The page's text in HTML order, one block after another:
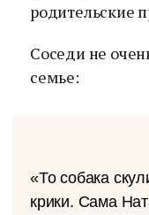
родительские
Соседи не
семье:
«То собака
крики. Сама